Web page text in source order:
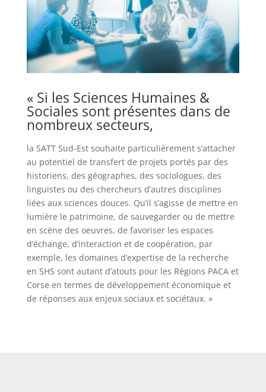
« Si les Sciences Humaines &
Sociales sont présentes dans de
nombreux secteurs,
la SATT Sud-Est souhaite particulièrement s’attacher
au potentiel de transfert de projets portés par des
historiens, des géographes, des sociologues, des
linguistes ou des chercheurs d’autres disciplines
liées aux sciences douces. Qu’il s’agisse de mettre en
lumière le patrimoine, de sauvegarder ou de mettre
en scène des oeuvres, de favoriser les espaces
d’échange, d’interaction et de coopération, par
exemple, les domaines d’expertise de la recherche
en SHS sont autant d’atouts pour les Régions PACA et
Corse en termes de développement économique et
de réponses aux enjeux sociaux et sociétaux. »